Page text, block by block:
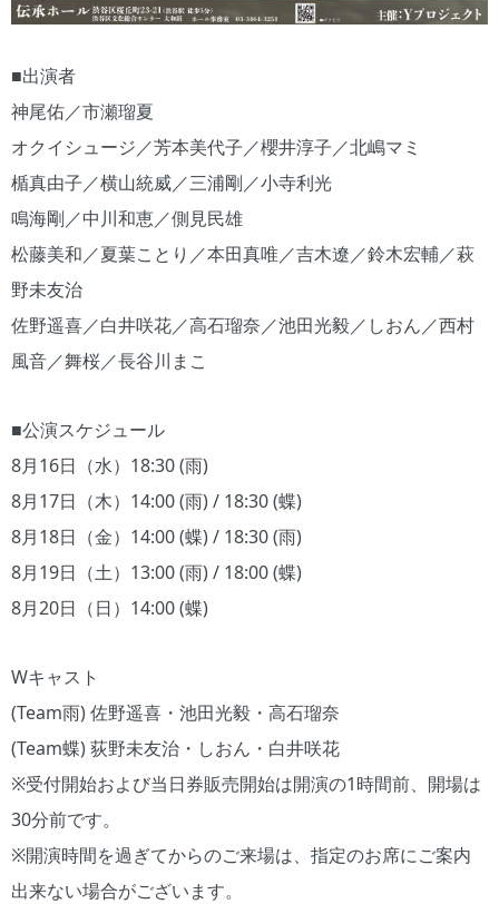
■出演者
神尾佑／市瀬瑠夏
オクイシュージ／芳本美代子／櫻井淳子／北嶋マミ
楯真由子／横山統威／三浦剛／小寺利光
鳴海剛／中川和恵／側見民雄
松藤美和／夏葉ことり／本田真唯／吉木遼／鈴木宏輔／萩
野未友治
佐野遥喜／白井咲花／高石瑠奈／池田光毅／しおん／西村
風音／舞桜／長谷川まこ
■公演スケジュール
8月16日（水）18:30 (雨)
8月17日（木）14:00 (雨) / 18:30 (蝶)
8月18日（金）14:00 (蝶) / 18:30 (雨)
8月19日（土）13:00 (雨) / 18:00 (蝶)
8月20日（日）14:00 (蝶)
Wキャスト
(Team雨) 佐野遥喜・池田光毅・高石瑠奈
(Team蝶) 荻野未友治・しおん・白井咲花
※受付開始および当日券販売開始は開演の1時間前、開場は
30分前です。
※開演時間を過ぎてからのご来場は、指定のお席にご案内
出来ない場合がございます。